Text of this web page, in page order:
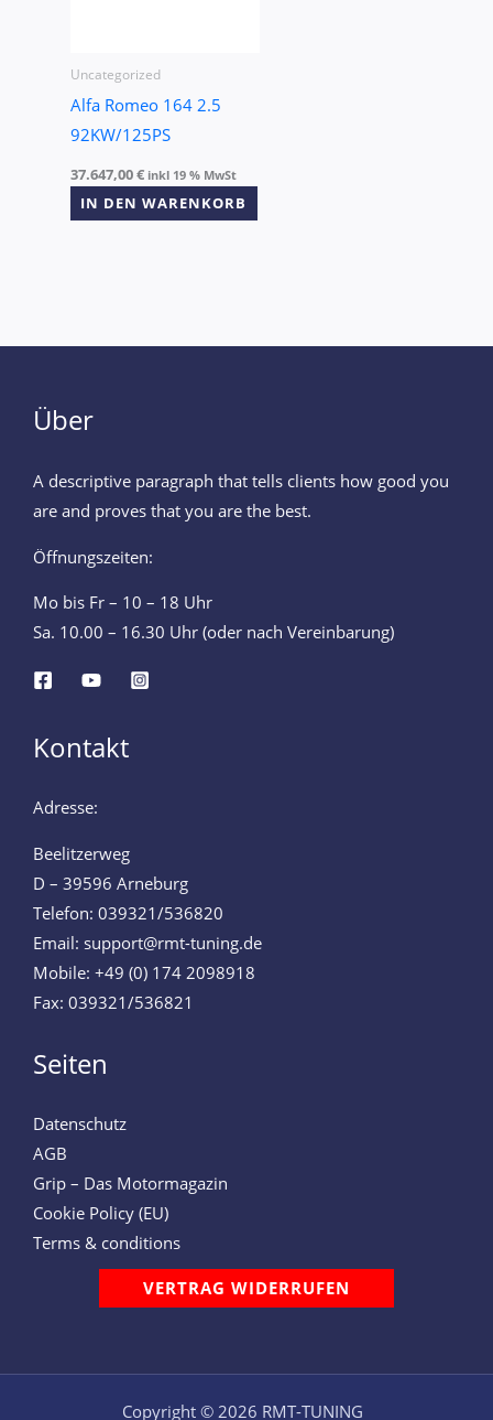
Uncategorized
Alfa Romeo 164 2.5
92KW/125PS
37.647,00€ inkl 19 % MwSt
IN DEN WARENKORB
Über
A descriptive paragraph that tells clients how good you
are and proves that you are the best.
Öffnungszeiten:
Mo bis Fr – 10 – 18 Uhr
Sa. 10.00 – 16.30 Uhr (oder nach Vereinbarung)
Kontakt
Adresse:
Beelitzerweg
D – 39596 Arneburg
Telefon: 039321/536820
Email: support@rmt-tuning.de
Mobile: +49 (0) 174 2098918
Fax: 039321/536821
Seiten
Datenschutz
AGB
Grip – Das Motormagazin
Cookie Policy (EU)
Terms & conditions
VERTRAG WIDERRUFEN
Copyright © 2026 RMT-TUNING